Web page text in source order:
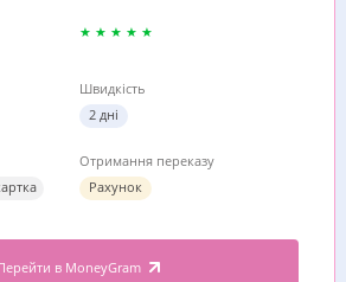
Швидкість
2 дні
Отримання переказу
Рахунок
в MoneyGram